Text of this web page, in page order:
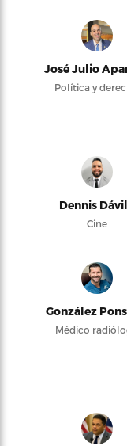
José Julio
Política y
Dennis
Cine
González
Médico